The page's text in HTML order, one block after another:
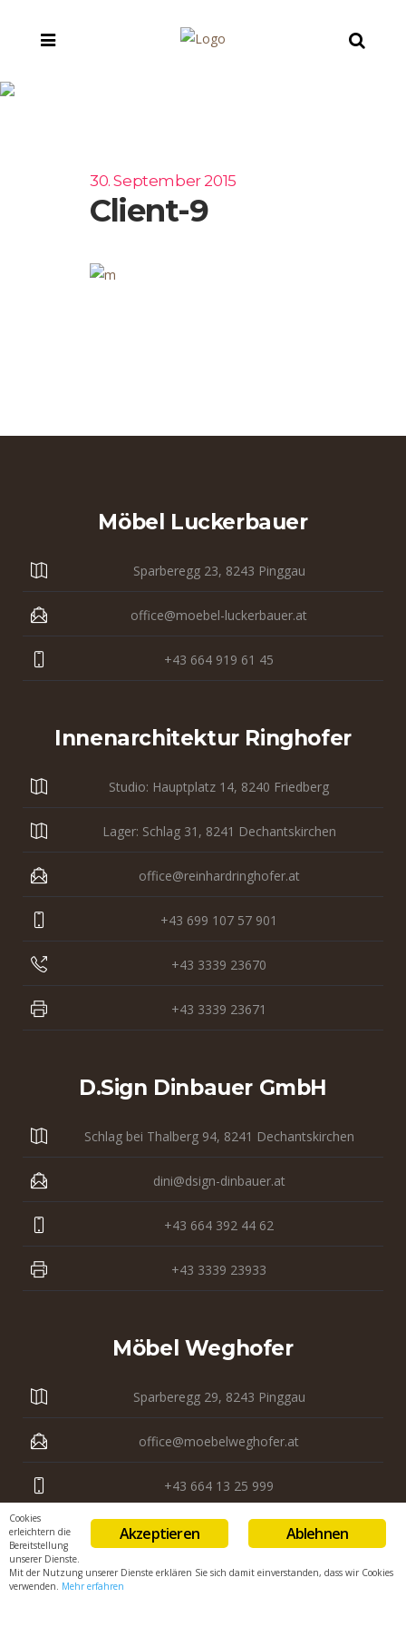
30. September 2015
Client-9
Möbel Luckerbauer
Sparberegg 23, 8243 Pinggau
office@moebel-luckerbauer.at
+43 664 919 61 45
Innenarchitektur Ringhofer
Studio: Hauptplatz 14, 8240 Friedberg
Lager: Schlag 31, 8241 Dechantskirchen
office@reinhardringhofer.at
+43 699 107 57 901
+43 3339 23670
+43 3339 23671
D.sign Dinbauer GmbH
Schlag bei Thalberg 94, 8241 Dechantskirchen
dini@dsign-dinbauer.at
+43 664 392 44 62
+43 3339 23933
Möbel Weghofer
Sparberegg 29, 8243 Pinggau
office@moebelweghofer.at
+43 664 13 25 999
+43 3339 23 121 Ablehnen
Akzeptieren
Cookies
erleichtern die
Bereitstellung
unserer Dienste.
Mit der Nutzung unserer Dienste erklären Sie sich damit einverstanden, dass wir Cookies
verwenden. Mehr erfahren